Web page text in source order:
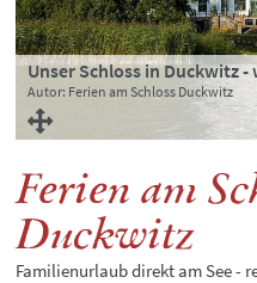
Unser Schloss in Duckwitz
Autor: Ferien am Schloss Duckwitz
Einfach Wohlfühlen!
Autor: Ferien am Schloss Duckwitz
Genießen Sie Ihren
Autor: Ferien am Schloss Duckwitz
Ferien am
Duckwitz
Familienurlaub direkt am See -